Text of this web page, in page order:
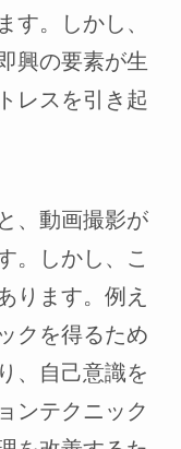
す。しかし、
興の要素が生
レスを引き起
、動画撮影が
。しかし、こ
ります。例え
クを得るため
、自己意識を
ンテクニック